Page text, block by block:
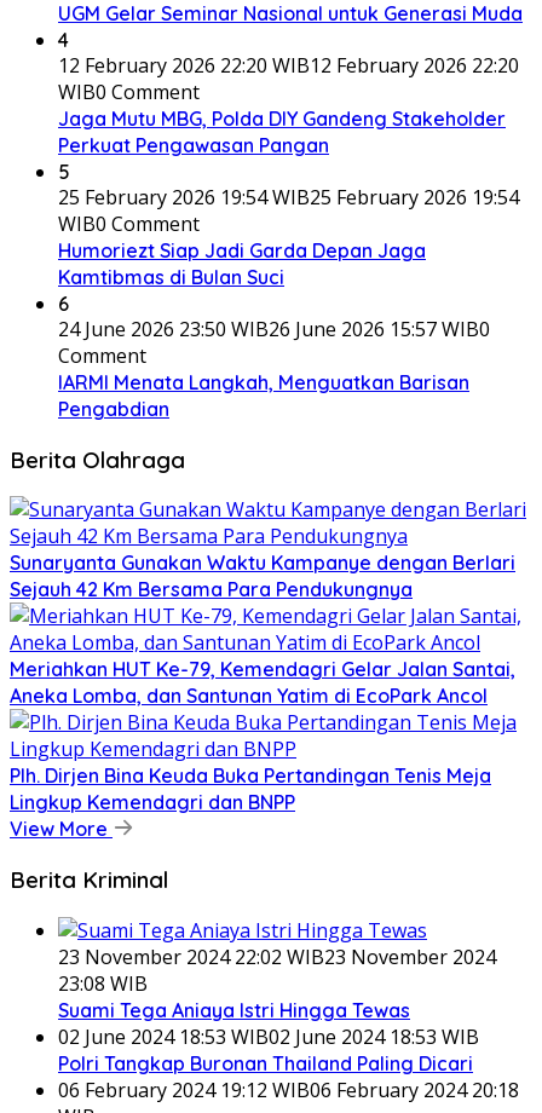
UGM Gelar Seminar Nasional untuk Generasi Muda
4
12 February 2026 22:20 WIB12 February 2026 22:20
WIB0 Comment
Jaga Mutu MBG, Polda DIY Gandeng Stakeholder
Perkuat Pengawasan Pangan
5
25 February 2026 19:54 WIB25 February 2026 19:54
WIB0 Comment
Humoriezt Siap Jadi Garda Depan Jaga
Kamtibmas di Bulan Suci
6
24 June 2026 23:50 WIB26 June 2026 15:57 WIB0
Comment
IARMI Menata Langkah, Menguatkan Barisan
Pengabdian
Berita Olahraga
Sunaryanta Gunakan Waktu Kampanye dengan Berlari
Sejauh 42 Km Bersama Para Pendukungnya
Meriahkan HUT Ke-79, Kemendagri Gelar Jalan Santai,
Aneka Lomba, dan Santunan Yatim di EcoPark Ancol
Plh. Dirjen Bina Keuda Buka Pertandingan Tenis Meja
Lingkup Kemendagri dan BNPP
View More
Berita Kriminal
23 November 2024 22:02 WIB23 November 2024
23:08 WIB
Suami Tega Aniaya Istri Hingga Tewas
02 June 2024 18:53 WIB02 June 2024 18:53 WIB
Polri Tangkap Buronan Thailand Paling Dicari
06 February 2024 19:12 WIB06 February 2024 20:18